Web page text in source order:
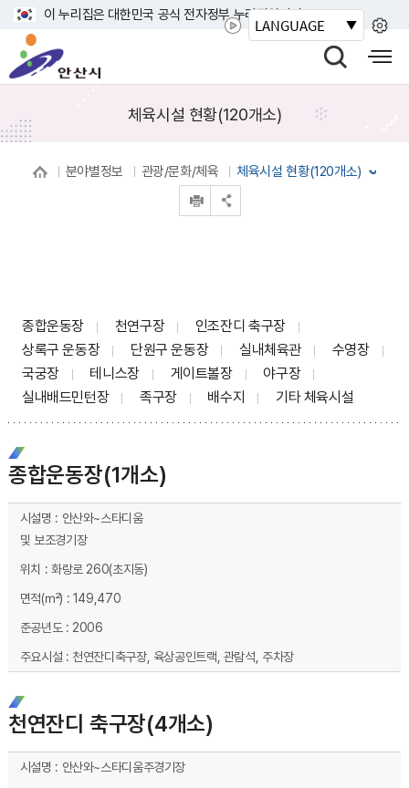
기
이 누리집은 대한민국 공식 전자정부 누리집입니다.
시
색
기
바
사
체육시설 현황(120개소)
분야별정보 관광/문화/체육 체육시설 현황(120개소)
종합운동장 천연구장
인조잔디 축구장
상록구 운동장
단원구 운동장 실내체육관
수영장
국궁장
테니스장 게이트볼장
야구장
실내배드민턴장
족구장 배수지 기타 체육시설
종합운동장(1개소)
안산와~스타디움
및 보조경기장
화랑로 260(초지동)
149,470
2006
천연잔디축구장, 육상공인트랙, 관람석, 주차장
천연잔디 축구장(4개소)
안산와~스타디움주경기장
LANGUAGE